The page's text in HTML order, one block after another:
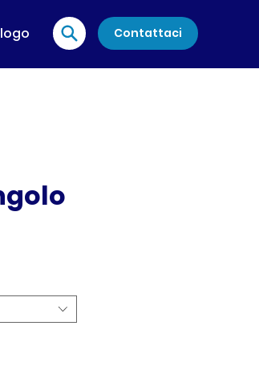
Contattaci